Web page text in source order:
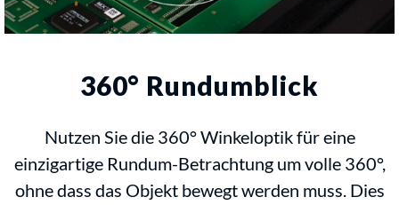
360° Rundumblick
Nutzen Sie die 360° Winkeloptik für eine
einzigartige Rundum-Betrachtung um volle 360°,
ohne dass das Objekt bewegt werden muss. Dies